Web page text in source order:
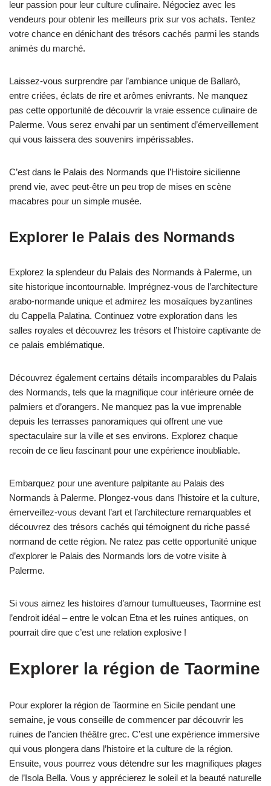
leur passion pour leur culture culinaire. Négociez avec les
vendeurs pour obtenir les meilleurs prix sur vos achats. Tentez
votre chance en dénichant des trésors cachés parmi les stands
animés du marché.
Laissez-vous surprendre par l’ambiance unique de Ballarò,
entre criées, éclats de rire et arômes enivrants. Ne manquez
pas cette opportunité de découvrir la vraie essence culinaire de
Palerme. Vous serez envahi par un sentiment d’émerveillement
qui vous laissera des souvenirs impérissables.
C’est dans le Palais des Normands que l’Histoire sicilienne
prend vie, avec peut-être un peu trop de mises en scène
macabres pour un simple musée.
Explorer le Palais des Normands
Explorez la splendeur du Palais des Normands à Palerme, un
site historique incontournable. Imprégnez-vous de l’architecture
arabo-normande unique et admirez les mosaïques byzantines
du Cappella Palatina. Continuez votre exploration dans les
salles royales et découvrez les trésors et l’histoire captivante de
ce palais emblématique.
Découvrez également certains détails incomparables du Palais
des Normands, tels que la magnifique cour intérieure ornée de
palmiers et d’orangers. Ne manquez pas la vue imprenable
depuis les terrasses panoramiques qui offrent une vue
spectaculaire sur la ville et ses environs. Explorez chaque
recoin de ce lieu fascinant pour une expérience inoubliable.
Embarquez pour une aventure palpitante au Palais des
Normands à Palerme. Plongez-vous dans l’histoire et la culture,
émerveillez-vous devant l’art et l’architecture remarquables et
découvrez des trésors cachés qui témoignent du riche passé
normand de cette région. Ne ratez pas cette opportunité unique
d’explorer le Palais des Normands lors de votre visite à
Palerme.
Si vous aimez les histoires d’amour tumultueuses, Taormine est
l’endroit idéal – entre le volcan Etna et les ruines antiques, on
pourrait dire que c’est une relation explosive !
Explorer la région de Taormine
Pour explorer la région de Taormine en Sicile pendant une
semaine, je vous conseille de commencer par découvrir les
ruines de l’ancien théâtre grec. C’est une expérience immersive
qui vous plongera dans l’histoire et la culture de la région.
Ensuite, vous pourrez vous détendre sur les magnifiques plages
de l’Isola Bella. Vous y apprécierez le soleil et la beauté naturelle